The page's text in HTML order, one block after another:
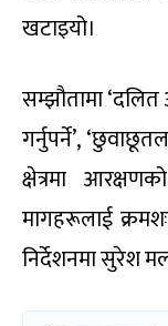
खटाइयो।
सम्झौतामा
गर्नुपर्ने’,
क्षेत्रमा
मागहरूलाई
निर्देशनमा सुरेश